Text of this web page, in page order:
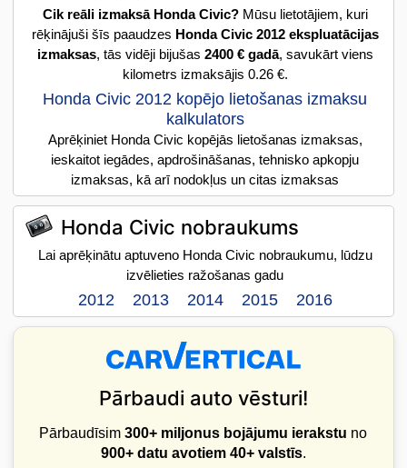
Cik reāli izmaksā Honda Civic?Mūsu lietotājiem, kuri
rēķinājuši šīs paaudzes Honda Civic 2012 ekspluatācijas
izmaksas, tās vidēji bijušas 2400 € gadā, savukārt viens
kilometrs izmaksājis 0.26 €.
Honda Civic 2012 kopējo lietošanas izmaksu
kalkulators
Aprēķiniet Honda Civic kopējās lietošanas izmaksas,
ieskaitot iegādes, apdrošināšanas, tehnisko apkopju
izmaksas, kā arī nodokļus un citas izmaksas
Honda Civic nobraukums
Lai aprēķinātu aptuveno Honda Civic nobraukumu, lūdzu
izvēlieties ražošanas gadu
2012 2013 2014 2015 2016
Pārbaudi auto vēsturi!
Pārbaudīsim300+ miljonus bojājumu ierakstu no
900+ datu avotiem 40+ valstīs.